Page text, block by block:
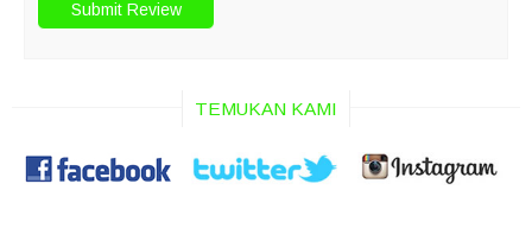
TEMUKAN KAMI